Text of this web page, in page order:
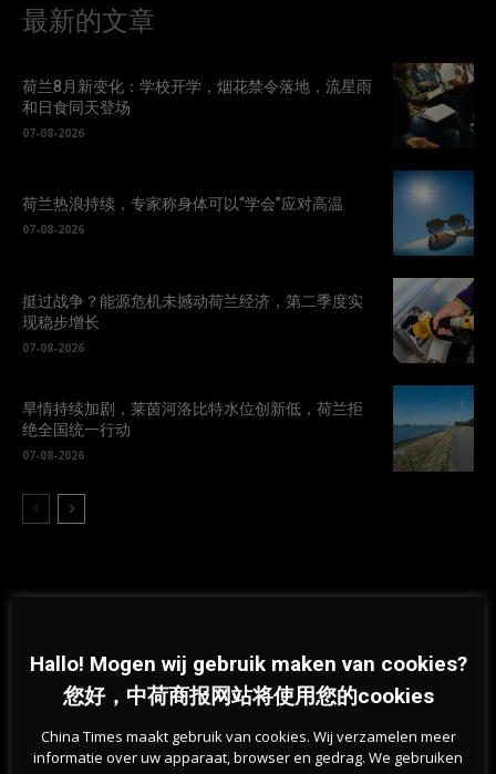
最新的文章
荷兰8月新变化：学校开学，烟花禁令落地，流星雨
和日食同天登场
07-08-2026
荷兰热浪持续，专家称身体可以“学会”应对高温
07-08-2026
挺过战争？能源危机未撼动荷兰经济，第二季度实
现稳步增长
07-08-2026
旱情持续加剧，莱茵河洛比特水位创新低，荷兰拒
绝全国统一行动
07-08-2026
Previous article
称特别感谢特朗普
Next article
卫生大臣要求OMT提供紧急建议
Hallo! Mogen wij gebruik maken van cookies?
您好，中荷商报网站将使用您的cookies
China Times maakt gebruik van cookies. Wij verzamelen meer
informatie over uw apparaat, browser en gedrag. We gebruiken